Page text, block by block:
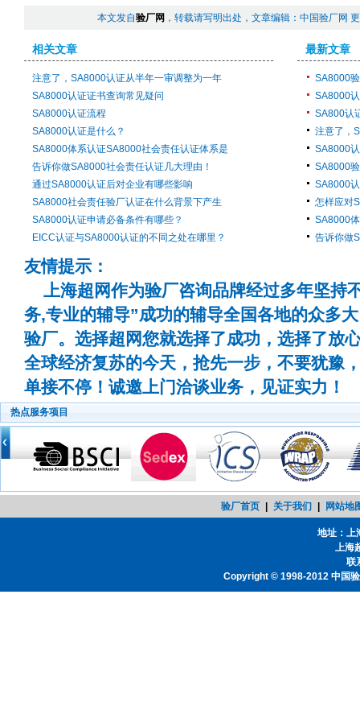
本文发自验厂网 ，转载请写明出处，文章编辑：中国验厂网
相关文章
注意了，SA8000认证从半年一审调整为一年
SA8000认证证书查询常见疑问
SA8000认证流程
SA8000认证是什么？
SA8000体系认证SA8000社会责任认证体系是
告诉你做SA8000社会责任认证几大理由！
通过SA8000认证后对企业有哪些影响
SA8000社会责任验厂认证在什么背景下产生
SA8000认证申请必备条件有哪些？
EICC认证与SA8000认证的不同之处在哪里？
最新文章
SA8000
SA8000
SA800认
注意了，
SA8000
SA8000
SA8000
怎样应对
SA8000
告诉你做
友情提示：
上海超网作为验厂咨询品牌经过多年坚持
务,专业的辅导”成功的辅导全国各地的众多
验厂。选择超网您就选择了成功，选择了放
全球经济复苏的今天，抢先一步，不要犹豫
单接不停！诚邀上门洽谈业务，见证实力！
热点服务项目
验厂首页 关于我们 网站地
地址：上
上海
联
Copyright © 1998-2012 中国